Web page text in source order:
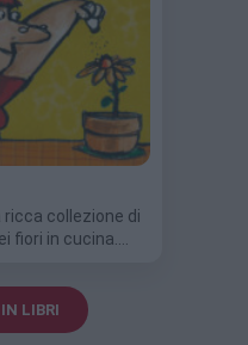
ricca collezione di
fiori in cucina.…
LIBRI